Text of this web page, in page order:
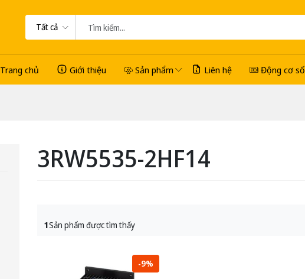
Tất cả
Trang chủ Giới thiệu Sản phẩm Liên hệ Động cơ số
3RW5535-2HF14
1Sản phẩm được tìm thấy
-9%